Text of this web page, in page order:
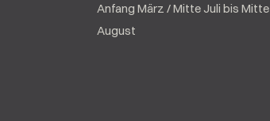
Anfang März / Mitte Juli bis Mitte
August